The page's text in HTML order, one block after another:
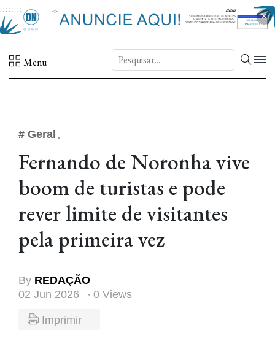
×
Menu DN.
# Geral
Fernando de Noronha vive
boom de turistas e pode
rever limite de visitantes
pela primeira vez
By REDAÇÃO
02 Jun 2026
0 Views
Imprimir